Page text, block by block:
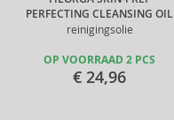
PERFECTING CLEANSING OIL
reinigingsolie
OP VOORRAAD 2 PCS
€ 24,96